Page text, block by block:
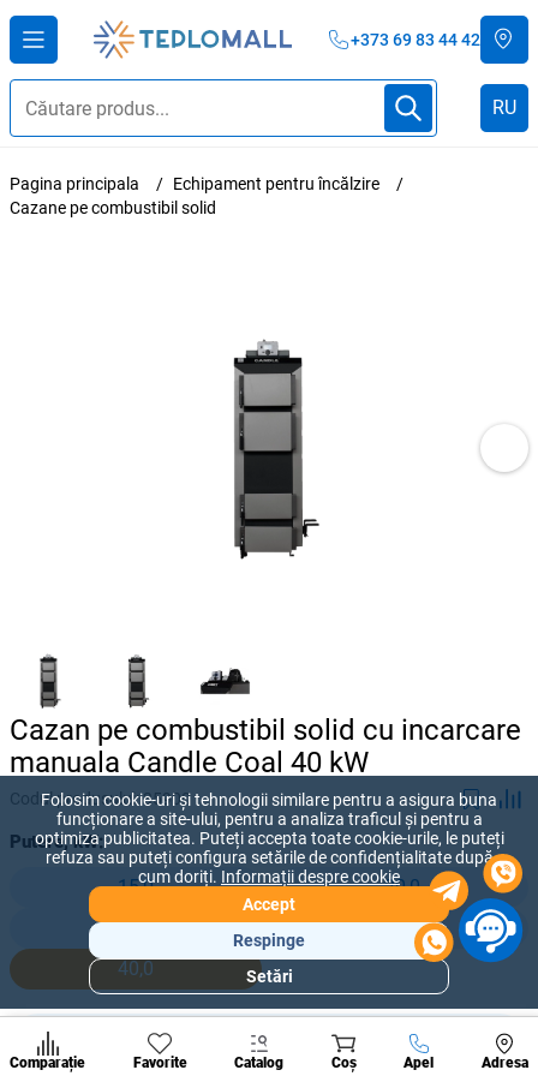
+373 69 83 44 42
RU
Pagina principala
Echipament pentru încălzire
Cazane pe combustibil solid
Cazan pe combustibil solid cu incarcare
manuala Candle Coal 40 kW
Codul produsului:35900
Putere, kW:
15,0
20,0
25,0
30,0
40,0
38 092 lei
31 630 lei +
Comparație Favorite Catalog Coș Apel Adresa
A suna
populare
de
Folosim cookie-uri și tehnologii similare pentru a asigura buna
funcționare a site-ului, pentru a analiza traficul și pentru a
optimiza publicitatea. Puteți accepta toate cookie-urile, le puteți
refuza sau puteți configura setările de confidențialitate după
cum doriți. Informații despre cookie
Accept
Respinge
Setări